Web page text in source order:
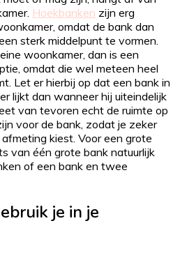
Hoekbanken zijn erg
omdat de bank dan
sterk middelpunt te vormen.
woonkamer, dan is een
omdat die wel meteen heel
Let er hierbij op dat een bank in
lijkt dan wanneer hij uiteindelijk
van tevoren echt de ruimte op
voor de bank, zodat je zeker
kiest. Voor een grote
van één grote bank natuurlijk
of een bank en twee
je in je